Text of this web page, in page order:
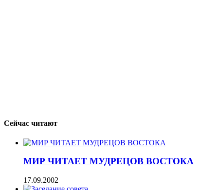
Сейчас читают
МИР ЧИТАЕТ МУДРЕЦОВ ВОСТОКА
17.09.2002